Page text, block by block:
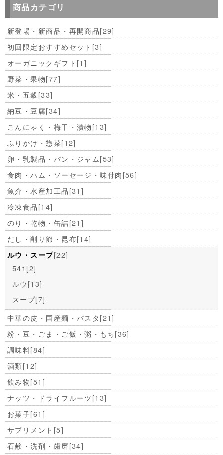
商品カテゴリ
新登場・新商品・再開商品[29]
初回限定おすすめセット [3]
オーガニックギフト [1]
野菜・果物[77]
米・五穀[33]
納豆・豆腐[34]
こんにゃく・梅干・漬物[13]
ふりかけ・惣菜[12]
卵・乳製品・パン・ジャム[53]
食肉・ハム・ソーセージ・味付肉[56]
魚介・水産加工品[31]
冷凍食品[14]
のり・乾物・缶詰[21]
だし・削り節・昆布[14]
ルウ・スープ[22]
541 [2]
ルウ [13]
スープ[7]
中華の皮・国産麺・パスタ[21]
粉・豆・ごま・ご飯・粥・もち[36]
調味料[84]
酒類[12]
飲み物[51]
ナッツ・ドライフルーツ[13]
お菓子[61]
サプリメント [5]
石鹸・洗剤・歯磨[34]